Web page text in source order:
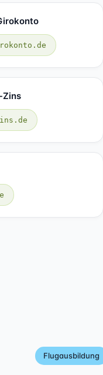
Zins
Flugausbildung